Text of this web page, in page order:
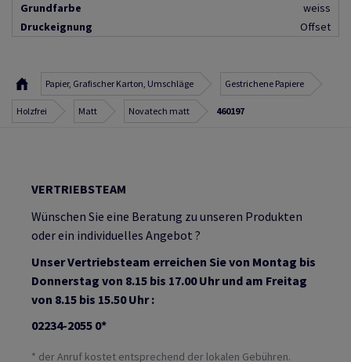
Grundfarbe
weiss
Druckeignung
Offset
Papier, Grafischer Karton, Umschläge Gestrichene Papiere
Holzfrei Matt Novatech matt 460197
VERTRIEBSTEAM
Wünschen Sie eine Beratung zu unseren Produkten
oder ein individuelles Angebot ?
Unser Vertriebsteam erreichen Sie von Montag bis
Donnerstag von 8.15 bis 17.00 Uhr und am Freitag
von 8.15 bis 15.50 Uhr :
02234-2055 0*
* der Anruf kostet entsprechend der lokalen Gebühren.